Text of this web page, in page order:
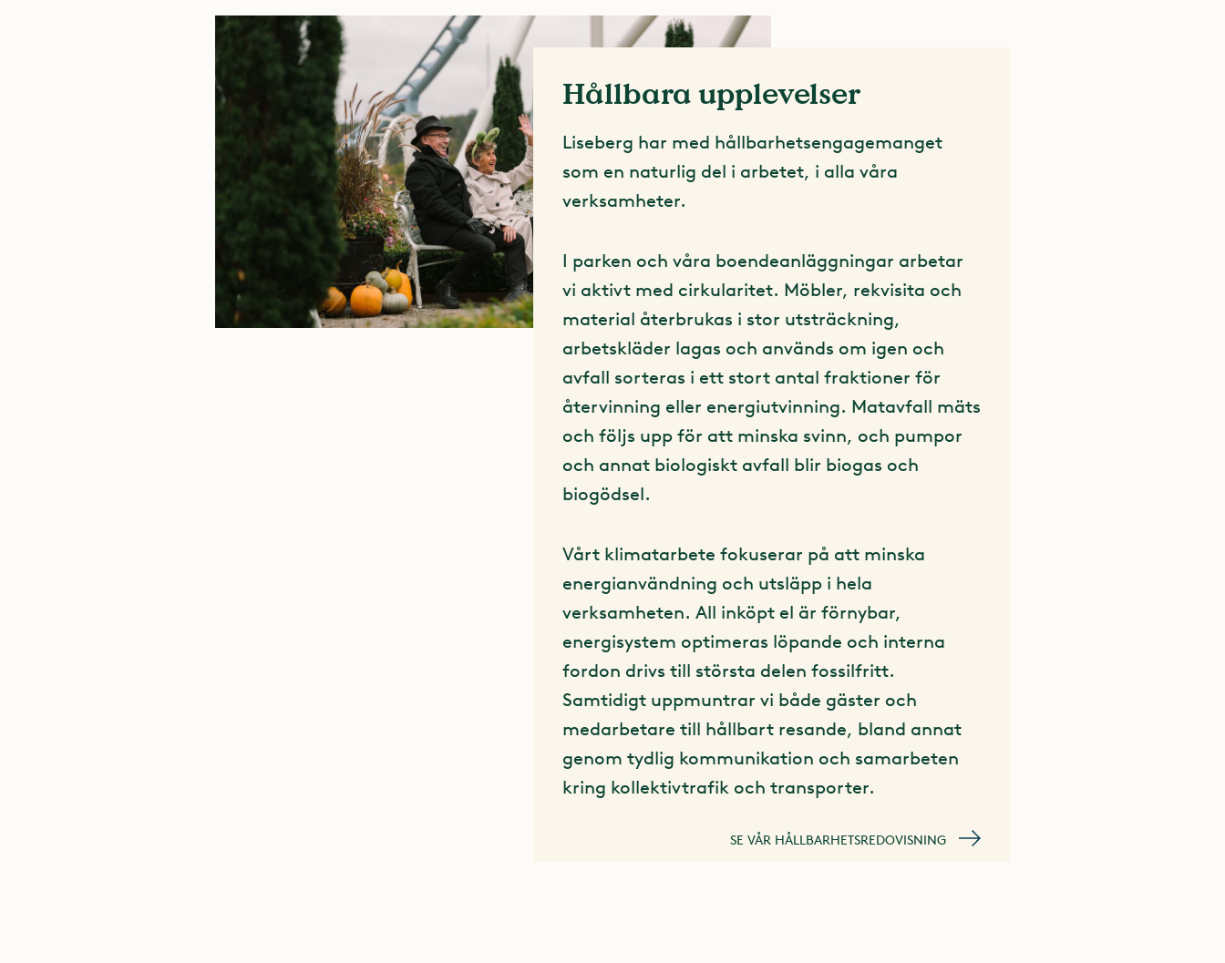
Hållbara upplevelser
Liseberg har med hållbarhetsengagemanget
som en naturlig del i arbetet, i alla våra
verksamheter.
I parken och våra boendeanläggningar arbetar
vi aktivt med cirkularitet. Möbler, rekvisita och
material återbrukas i stor utsträckning,
arbetskläder lagas och används om igen och
avfall sorteras i ett stort antal fraktioner för
återvinning eller energiutvinning. Matavfall mäts
och följs upp för att minska svinn, och pumpor
och annat biologiskt avfall blir biogas och
biogödsel.
Vårt klimatarbete fokuserar på att minska
energianvändning och utsläpp i hela
verksamheten. All inköpt el är förnybar,
energisystem optimeras löpande och interna
fordon drivs till största delen fossilfritt.
Samtidigt uppmuntrar vi både gäster och
medarbetare till hållbart resande, bland annat
genom tydlig kommunikation och samarbeten
kring kollektivtrafik och transporter.
SE VÅR HÅLLBARHETSREDOVISNING